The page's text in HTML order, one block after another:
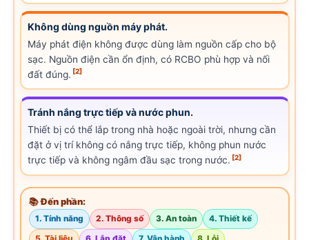
Không dùng nguồn máy phát.
Máy phát điện không được dùng làm nguồn cấp cho bộ
sạc. Nguồn điện cần ổn định, có RCBO phù hợp và nối
đất đúng. [2]
Tránh nắng trực tiếp và nước phun.
Thiết bị có thể lắp trong nhà hoặc ngoài trời, nhưng cần
đặt ở vị trí không có nắng trực tiếp, không phun nước
trực tiếp và không ngâm đầu sạc trong nước. [2]
📚 Đến phần:
1. Tính năng 2. Thông số 3. An toàn 4. Thiết kế